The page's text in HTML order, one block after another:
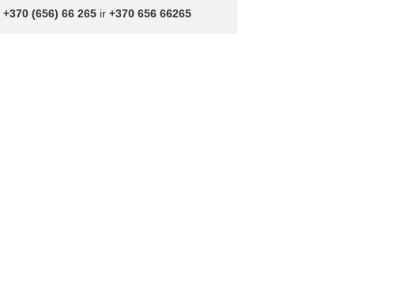
+370 (656) 66 265 ir +370 656 66265